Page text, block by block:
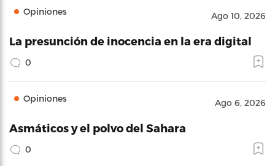
Opiniones Ago 10, 2026
La presunción de inocencia en la era digital
0
Opiniones Ago 6, 2026
Asmáticos y el polvo del Sahara
0